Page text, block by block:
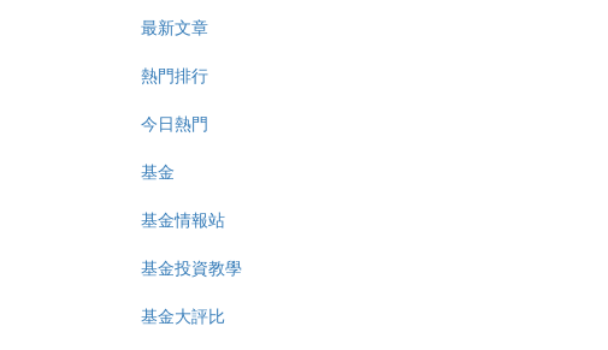
最新文章
熱門排行
今日熱門
基金
基金情報站
基金投資教學
基金大評比